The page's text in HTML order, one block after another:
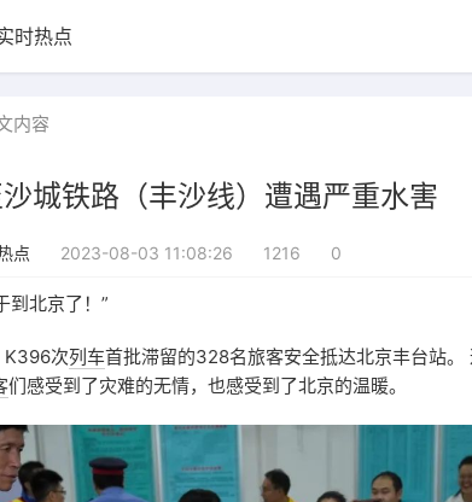
时热点
内容
城铁路（丰沙线）遭遇严重水害
点 2023-08-03 11:08:26 1216 0
到北京了！”
K396次列车首批滞留的328名旅客安全抵达北京丰台站。
们感受到了灾难的无情，也感受到了北京的温暖。